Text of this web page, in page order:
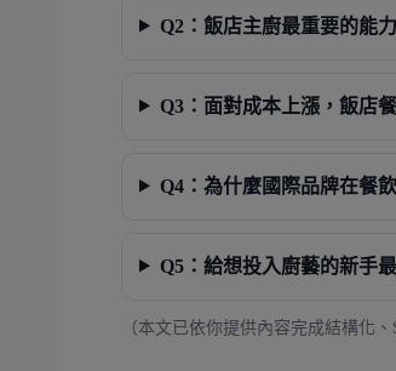
Q2：飯店主廚最重要的能
Q3：面對成本上漲，飯店
Q4：為什麼國際品牌在餐
Q5：給想投入廚藝的新手
（本文已依你提供內容完成結構化